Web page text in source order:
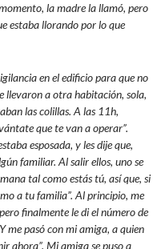
la madre la llamó, pero
estaba llorando por lo que
en el edificio para que no
llevaron a otra habitación, sola,
las colillas. A las 11h,
que te van a operar”.
esposada, y les dije que,
familiar. Al salir ellos, uno se
tal como estás tú, así que, si
a tu familia”. Al principio, me
finalmente le di el número de
me pasó con mi amiga, a quien
ahora”. Mi amiga se puso a